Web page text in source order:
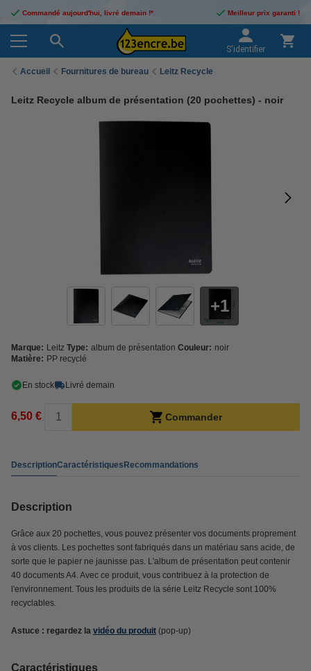
Commandé aujourd'hui, livré demain !* Meilleur prix garanti !
S'identifier
Accueil Fournitures de bureau Leitz Recycle
Leitz Recycle album de présentation (20 pochettes) - noir
1
Marque: Leitz Type: album de présentation Couleur: noir
Matière: PP recyclé
En stock Livré demain
6,50 € Commander
DescriptionCaractéristiquesRecommandations
Description
Grâce aux 20 pochettes, vous pouvez présenter vos documents proprement
à vos clients. Les pochettes sont fabriqués dans un matériau sans acide, de
sorte que le papier ne jaunisse pas. L'album de présentation peut contenir
40 documents A4. Avec ce produit, vous contribuez à la protection de
l'environnement. Tous les produits de la série Leitz Recycle sont 100%
recyclables.
Astuce : regardez la vidéo du produit (pop-up)
Caractéristiques